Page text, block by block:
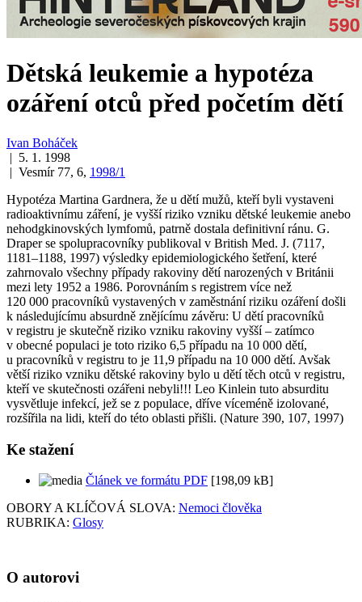
Dětská leukemie a hypotéza
ozáření otců před početím dětí
Ivan Boháček
| 5. 1. 1998
| Vesmír 77, 6, 1998/1
Hypotéza Martina Gardnera, že u dětí mužů, kteří byli vystaveni
radioaktivnímu záření, je vyšší riziko vzniku dětské leukemie anebo
nehodgkinovských lymfomů, patrně dostala definitivní ránu. G.
Draper se spolupracovníky publikoval v British Med. J. (7117,
1181–1188, 1997) výsledky epidemiologického šetření, které
zahrnovalo všechny případy rakoviny dětí narozených v Británii
mezi lety 1952 a 1986. Porovnáním s registrem více než
120 000 pracovníků vystavených v zaměstnání riziku ozáření došli
k následujícímu absurdně znějícímu závěru: U dětí pracovníků
v registru je skutečně riziko vzniku rakoviny vyšší – zatímco
v obecné populaci je toto riziko 6,5 případu na 10 000 dětí,
u pracovníků v registru to je 11,9 případu na 10 000 dětí. Avšak
větší riziko vzniku dětské rakoviny bylo u dětí těch otců v registru,
kteří ve skutečnosti ozářeni nebyli!!! Leo Kinlein tuto absurditu
vysvětluje infekcí, jež se z populace, dříve víceméně izolované,
rozšířila na lidi, kteří do této oblasti přišli. (Nature 390, 107, 1997)
Ke stažení
Článek ve formátu PDF [198,09 kB]
OBORY A KLÍČOVÁ SLOVA: Nemoci člověka
RUBRIKA: Glosy
O autorovi